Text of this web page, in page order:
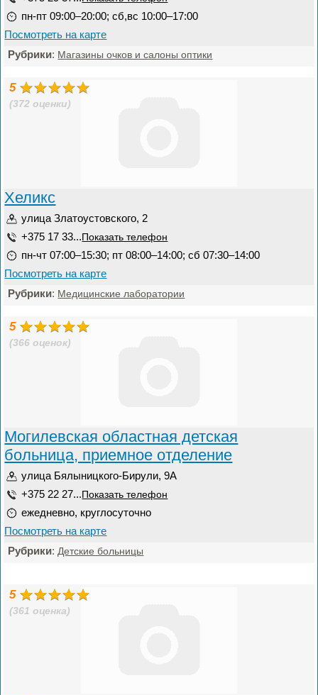
пн-пт 09:00–20:00; сб,вс 10:00–17:00
Посмотреть на карте
Рубрики: Магазины очков и салоны оптики
5
(372 оценки)
Хеликс
улица Златоустовского, 2
+375 17 33... Показать телефон
пн-чт 07:00–15:30; пт 08:00–14:00; сб 07:30–14:00
Посмотреть на карте
Рубрики: Медицинские лаборатории
5
(366 оценок)
Могилевская областная детская
больница, приемное отделение
улица Бялыницкого-Бирули, 9А
+375 22 27... Показать телефон
ежедневно, круглосуточно
Посмотреть на карте
Рубрики: Детские больницы
5
(361 оценка)